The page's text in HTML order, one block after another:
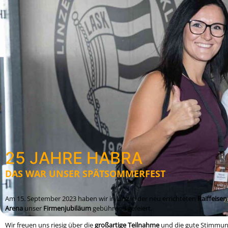
25 JAHRE HABRA
DAS WAR UNSER SPÄTSOMMERFEST
Am 15. September 2023 haben wir inLinzin der neu errichteten Raiffeisen
Arena unser Firmenjubiläumgebührend gefeiert.
Wir freuen uns riesig über diegroßartige Teilnahmeund die gute